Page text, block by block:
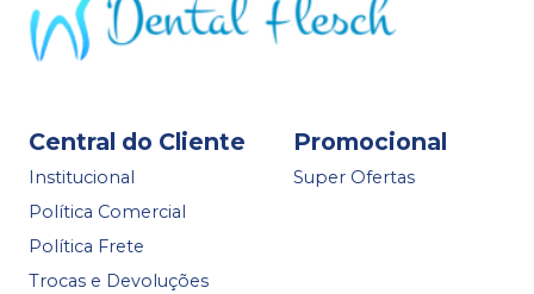
Central do Cliente
Institucional
Política Comercial
Política Frete
Trocas e Devoluções
Promocional
Super Ofertas